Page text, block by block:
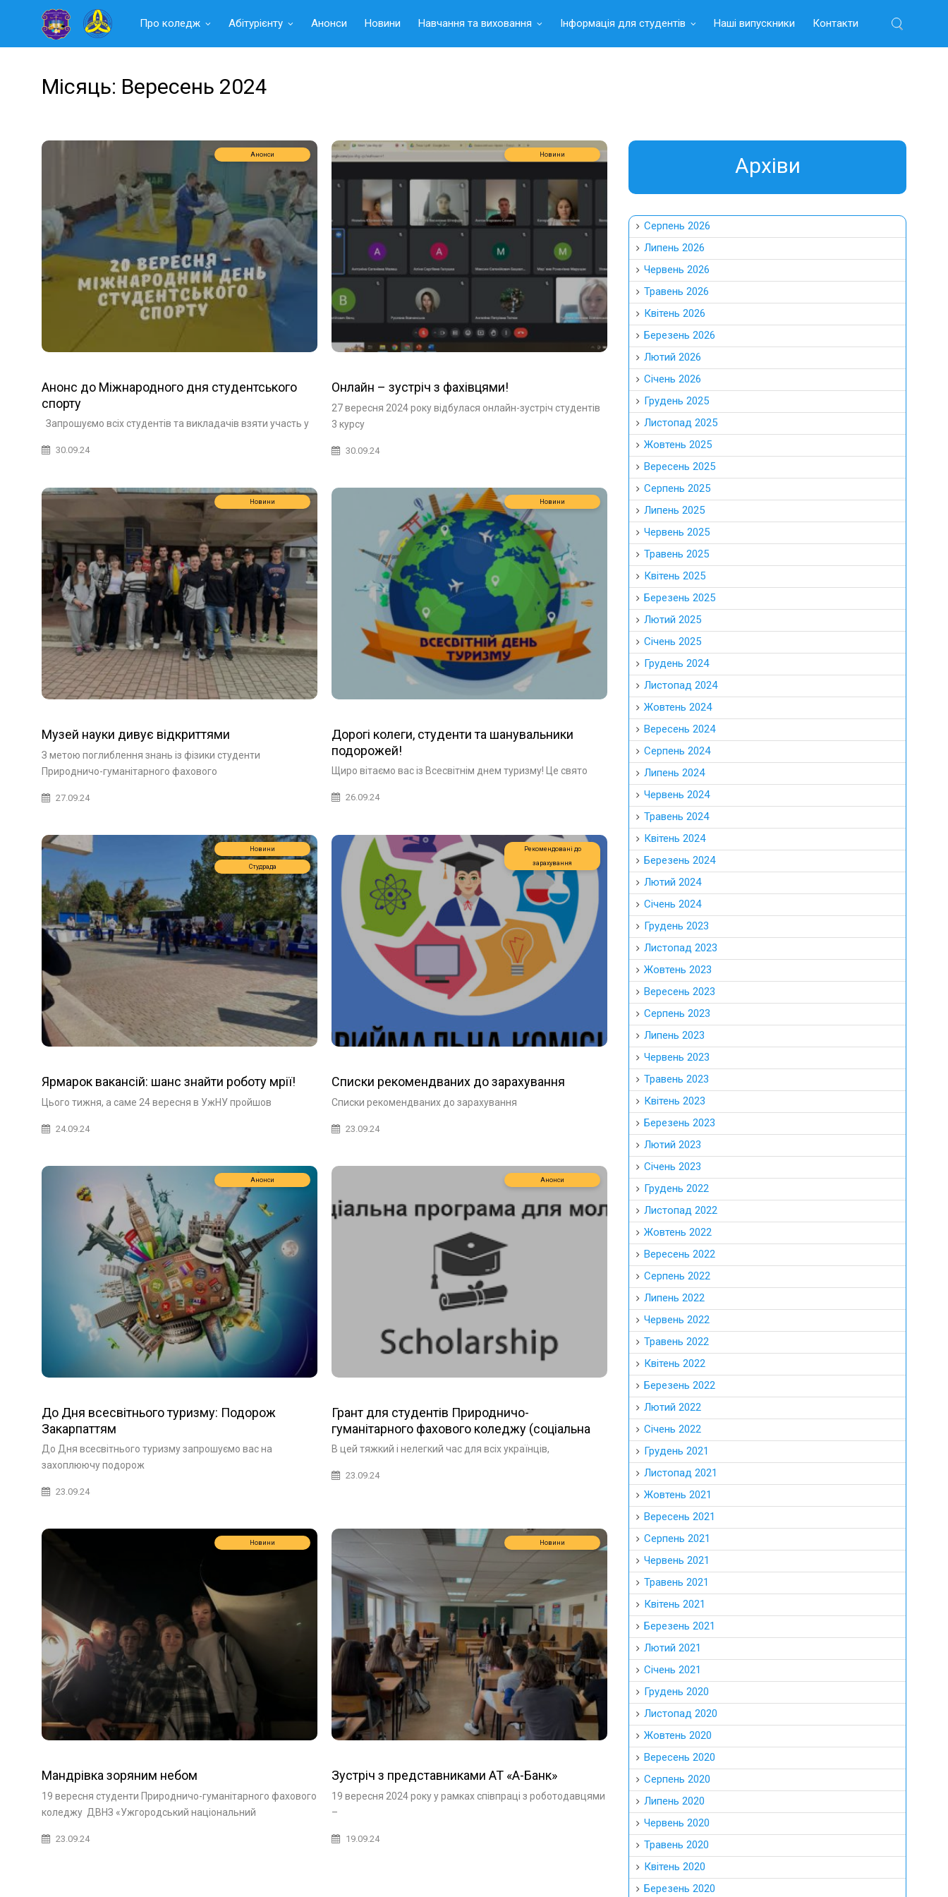
Читать
Про коледж Абітурієнту Анонси Новини Навчання та виховання Інформація для студентів Наші випускники Контакти
Місяць: Вересень 2024
Анонси
Анонс до Міжнародного дня студентського
спорту
Запрошуємо всіх студентів та викладачів взяти участь у
30.09.24
Новини
Онлайн – зустріч з фахівцями!
27 вересня 2024 року відбулася онлайн-зустріч студентів
3 курсу
30.09.24
Новини
Музей науки дивує відкриттями
З метою поглиблення знань із фізики студенти
Природничо-гуманітарного фахового
27.09.24
Новини
Дорогі колеги, студенти та шанувальники
подорожей!
Щиро вітаємо вас із Всесвітнім днем туризму! Це свято
26.09.24
Новини
Студрада
Ярмарок вакансій: шанс знайти роботу мрії!
Цього тижня, а саме 24 вересня в УжНУ пройшов
24.09.24
Рекомендовані до
зарахування
Списки рекомендваних до зарахування
Списки рекомендваних до зарахування
23.09.24
Анонси
До Дня всесвітнього туризму: Подорож
Закарпаттям
До Дня всесвітнього туризму запрошуємо вас на
захоплюючу подорож
23.09.24
Анонси
Грант для студентів Природничо-
гуманітарного фахового коледжу (соціальна
програма Scholarship)
В цей тяжкий і нелегкий час для всіх українців,
23.09.24
Новини
Мандрівка зоряним небом
19 вересня студенти Природничо-гуманітарного фахового
коледжу ДВНЗ «Ужгородський національний
23.09.24
Новини
Зустріч з представниками АТ «А-Банк»
19 вересня 2024 року у рамках співпраці з роботодавцями
–
19.09.24
Aрхіви
Серпень 2026
Липень 2026
Червень 2026
Травень 2026
Квітень 2026
Березень 2026
Лютий 2026
Січень 2026
Грудень 2025
Листопад 2025
Жовтень 2025
Вересень 2025
Серпень 2025
Липень 2025
Червень 2025
Травень 2025
Квітень 2025
Березень 2025
Лютий 2025
Січень 2025
Грудень 2024
Листопад 2024
Жовтень 2024
Вересень 2024
Серпень 2024
Липень 2024
Червень 2024
Травень 2024
Квітень 2024
Березень 2024
Лютий 2024
Січень 2024
Грудень 2023
Листопад 2023
Жовтень 2023
Вересень 2023
Серпень 2023
Липень 2023
Червень 2023
Травень 2023
Квітень 2023
Березень 2023
Лютий 2023
Січень 2023
Грудень 2022
Листопад 2022
Жовтень 2022
Вересень 2022
Серпень 2022
Липень 2022
Червень 2022
Травень 2022
Квітень 2022
Березень 2022
Лютий 2022
Січень 2022
Грудень 2021
Листопад 2021
Жовтень 2021
Вересень 2021
Серпень 2021
Червень 2021
Травень 2021
Квітень 2021
Березень 2021
Лютий 2021
Січень 2021
Грудень 2020
Листопад 2020
Жовтень 2020
Вересень 2020
Серпень 2020
Липень 2020
Червень 2020
Травень 2020
Квітень 2020
Березень 2020